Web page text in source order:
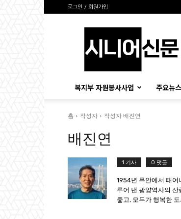
로그인 / 회원가입
니
어
복지부 자원봉사사업 주요뉴스
홈 작성자 작성자 배진연
배진연
1 기사 0 댓글
1954년 무안에서 태어
루어 낸 광양역사의
좋고, 모두가 행복한